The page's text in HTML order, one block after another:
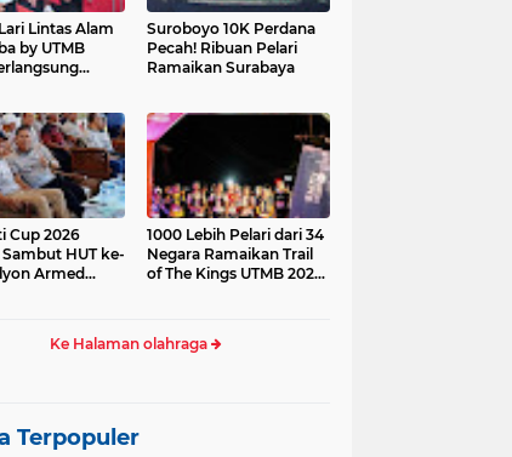
Lintas Alam
by UTMB
Suroboyo 10K Perdana
Pecah! Ribuan Pelari
Ramaikan Surabaya
Cup 2026
HUT ke-
Armed
1000 Lebih Pelari dari 34
Negara Ramaikan Trail
of The Kings UTMB 2026
Ke Halaman olahraga
Terpopuler